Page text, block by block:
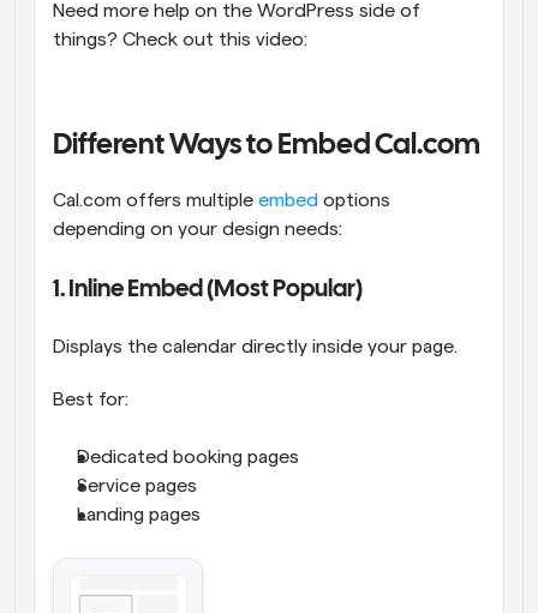
Need more help on the WordPress side of
things? Check out this video:
Different Ways to Embed Cal.com
Cal.com offers multiple embed options
depending on your design needs:
1. Inline Embed (Most Popular)
Displays the calendar directly inside your page.
Best for:
Dedicated booking pages
Service pages
Landing pages